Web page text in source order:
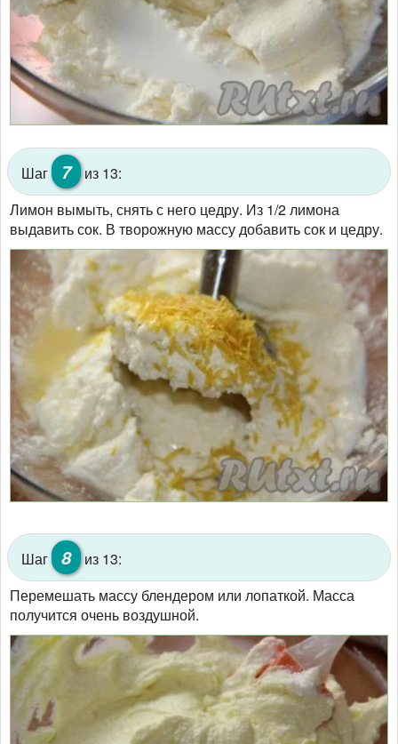
Шаг 7
из 13:
Лимон вымыть, снять с него цедру. Из 1/2 лимона
выдавить сок. В творожную массу добавить сок и цедру.
Шаг 8
из 13:
Перемешать массу блендером или лопаткой. Масса
получится очень воздушной.